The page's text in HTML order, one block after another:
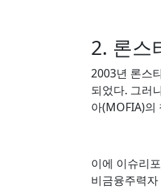
2. 론스
2003년 론스
되었다. 그러
아(MOFIA)의
이에 이슈리
비금융주력